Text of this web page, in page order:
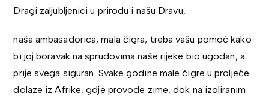
Dragi zaljubljenici u prirodu i našu Dravu,
naša ambasadorica, mala čigra, treba vašu pomoć kako
bi joj boravak na sprudovima naše rijeke bio ugodan, a
prije svega siguran. Svake godine male čigre u proljeće
dolaze iz Afrike, gdje provode zime, dok na izoliranim